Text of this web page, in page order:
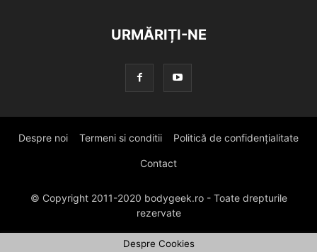
URMĂRIȚI-NE
Despre noi Termeni si conditii Politică de confidențialitate
Contact
© Copyright 2011-2020 bodygeek.ro - Toate drepturile
rezervate
Despre Cookies